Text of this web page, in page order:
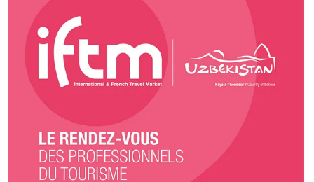
nous et de saison. 2) Santé : Nous créons des plateaux et des buffets
bons pour la santé en équilibre gustatif et nutritionnel. 3) Social : Nous
travaillons activement à soutenir, développer et aider l'économie local.
Peu importe que nous soyons en hiver, au printemps, en été ou à
l’automne, nous choisissons toujours pour nos clients, une sélection des
meilleurs produits d’artisans français locaux.